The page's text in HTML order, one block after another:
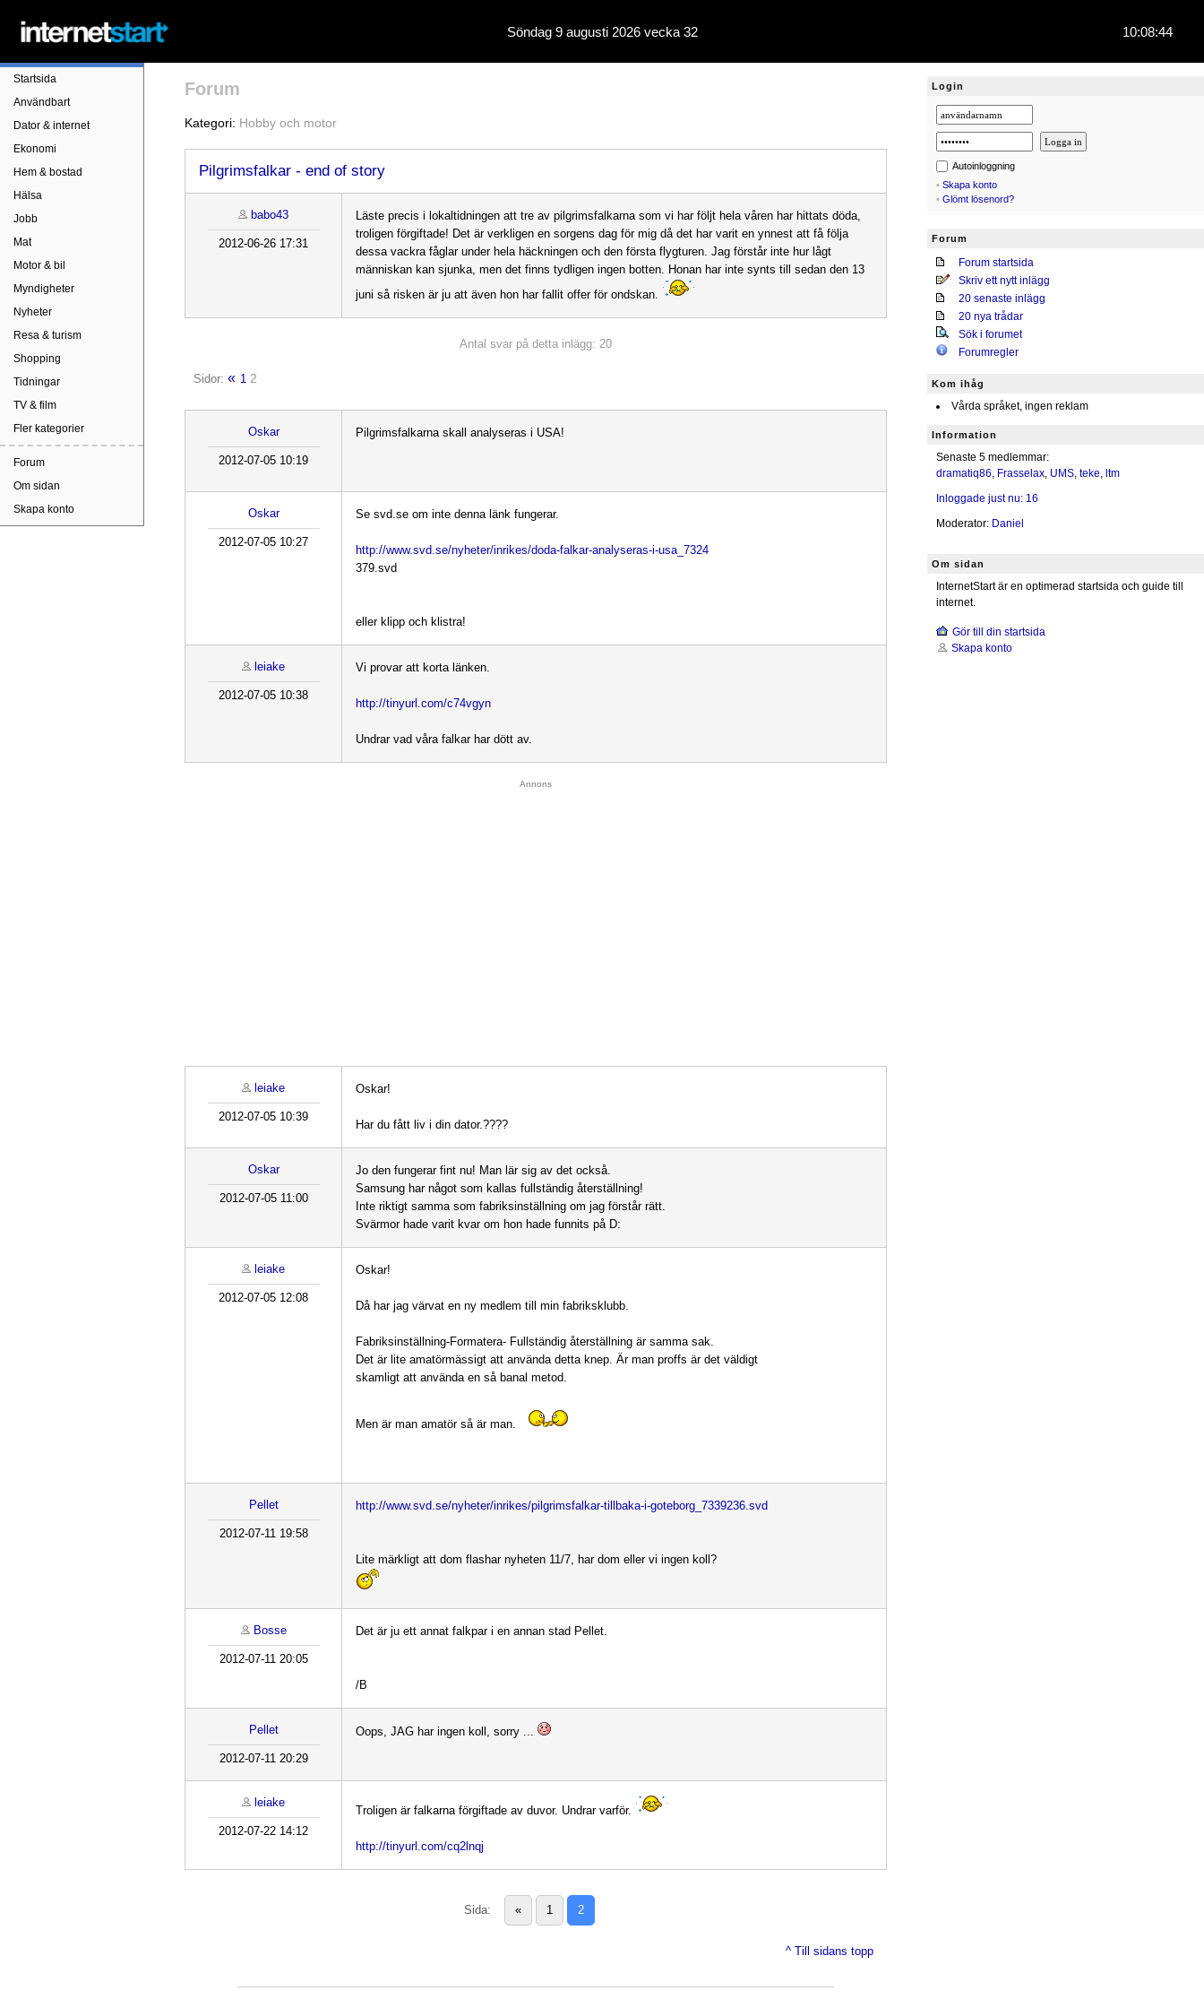
Söndag 9 augusti 2026 vecka 32 10:08:45
Startsida
Användbart
Dator & internet
Ekonomi
Hem & bostad
Hälsa
Jobb
Mat
Motor & bil
Myndigheter
Nyheter
Resa & turism
Shopping
Tidningar
TV & film
Fler kategorier
Forum
Om sidan
Skapa konto
Forum
Kategori: Hobby och motor
Pilgrimsfalkar - end of story
babo43
2012-06-26 17:31
Läste precis i lokaltidningen att tre av pilgrimsfalkarna som vi har följt hela våren har hittats döda,
troligen förgiftade! Det är verkligen en sorgens dag för mig då det har varit en ynnest att få följa
dessa vackra fåglar under hela häckningen och den första flygturen. Jag förstår inte hur lågt
människan kan sjunka, men det finns tydligen ingen botten. Honan har inte synts till sedan den 13
juni så risken är ju att även hon har fallit offer för ondskan.
Antal svar på detta inlägg: 20
Sidor:« 1 2
Oskar
2012-07-05 10:19
Pilgrimsfalkarna skall analyseras i USA!
Oskar
2012-07-05 10:27
Se svd.se om inte denna länk fungerar.
http://www.svd.se/nyheter/inrikes/doda-falkar-analyseras-i-usa_7324
379.svd
eller klipp och klistra!
leiake
2012-07-05 10:38
Vi provar att korta länken.
http://tinyurl.com/c74vgyn
Undrar vad våra falkar har dött av.
Annons
leiake
2012-07-05 10:39
Oskar!
Har du fått liv i din dator.????
Oskar
2012-07-05 11:00
Jo den fungerar fint nu! Man lär sig av det också.
Samsung har något som kallas fullständig återställning!
Inte riktigt samma som fabriksinställning om jag förstår rätt.
Svärmor hade varit kvar om hon hade funnits på D:
leiake
2012-07-05 12:08
Oskar!
Då har jag värvat en ny medlem till min fabriksklubb.
Fabriksinställning-Formatera- Fullständig återställning är samma sak.
Det är lite amatörmässigt att använda detta knep. Är man proffs är det väldigt
skamligt att använda en så banal metod.
Men är man amatör så är man.
Pellet
2012-07-11 19:58
http://www.svd.se/nyheter/inrikes/pilgrimsfalkar-tillbaka-i-goteborg_7339236.svd
Lite märkligt att dom flashar nyheten 11/7, har dom eller vi ingen koll?
Bosse
2012-07-11 20:05
Det är ju ett annat falkpar i en annan stad Pellet.
/B
Pellet
2012-07-11 20:29
Oops, JAG har ingen koll, sorry ...
leiake
2012-07-22 14:12
Troligen är falkarna förgiftade av duvor. Undrar varför.
http://tinyurl.com/cq2lnqj
Sida: « 1 2
^ Till sidans topp
Login
Autoinloggning
• Skapa konto
• Glömt lösenord?
Forum
Forum startsida
Skriv ett nytt inlägg
20 senaste inlägg
20 nya trådar
Sök i forumet
Forumregler
Kom ihåg
Vårda språket, ingen reklam
Information
Senaste 5 medlemmar:
dramatiq86, Frasselax, UMS, teke, ltm
Inloggade just nu: 16
Moderator: Daniel
Om sidan
InternetStart är en optimerad startsida och guide till
internet.
Gör till din startsida
Skapa konto